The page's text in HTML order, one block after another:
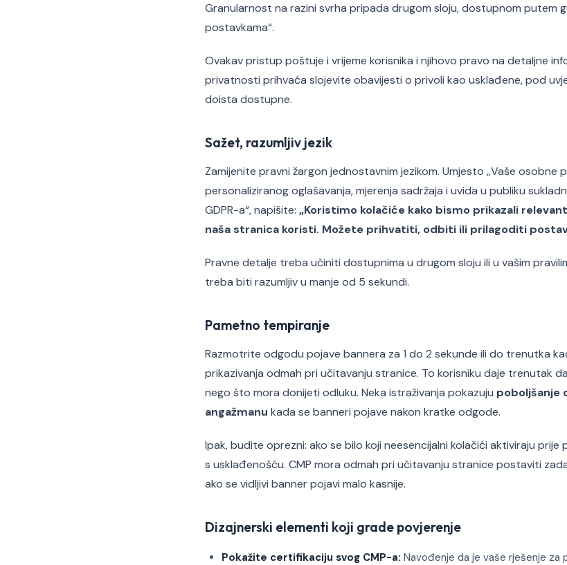
Granularnost na razini svrha pripada drugom sloju, dostupnom putem
postavkama“.
Ovakav pristup poštuje i vrijeme korisnika i njihovo pravo na detaljne
privatnosti prihvaća slojevite obavijesti o privoli kao usklađene, pod
doista dostupne.
Sažet, razumljiv jezik
Zamijenite pravni žargon jednostavnim jezikom. Umjesto „Vaše
personaliziranog oglašavanja, mjerenja sadržaja i uvida u publiku
GDPR-a“, napišite: „Koristimo kolačiće kako bismo prikazali
naša stranica koristi. Možete prihvatiti, odbiti ili prilagoditi
Pravne detalje treba učiniti dostupnima u drugom sloju ili u vašim
treba biti razumljiv u manje od 5 sekundi.
Pametno tempiranje
Razmotrite odgodu pojave bannera za 1 do 2 sekunde ili do trenutka
prikazivanja odmah pri učitavanju stranice. To korisniku daje trenutak
nego što mora donijeti odluku. Neka istraživanja pokazuju poboljšanje
angažmanu kada se banneri pojave nakon kratke odgode.
Ipak, budite oprezni: ako se bilo koji neesencijalni kolačići aktiviraju
s usklađenošću. CMP mora odmah pri učitavanju stranice postaviti
ako se vidljivi banner pojavi malo kasnije.
Dizajnerski elementi koji grade povjerenje
Pokažite certifikaciju svog CMP-a: Navođenje da je vaše rješenje